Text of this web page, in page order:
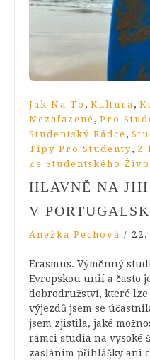
Jak Na To , Kultura ,
Nezařazené , Pro
Studentský Rádce ,
Tipy Pro Studenty, Z
Ze Studentského
HLAVNĚ NA
V
Anežka Pechová /
Erasmus. Výměnný
Evropskou unií a často
dobrodružství, které lze
výjezdů jsem se
jsem zjistila, jaké
rámci studia na vysoké
zasláním přihlášky ani